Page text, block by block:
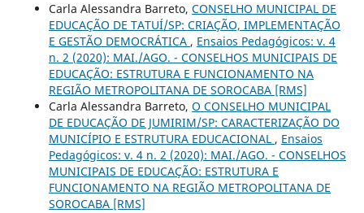
Carla Alessandra Barreto, CONSELHO MUNICIPAL DE
EDUCAÇÃO DE TATUÍ/SP: CRIAÇÃO, IMPLEMENTAÇÃO
E GESTÃO DEMOCRÁTICA , Ensaios Pedagógicos: v. 4
n. 2 (2020): MAI./AGO. - CONSELHOS MUNICIPAIS DE
EDUCAÇÃO: ESTRUTURA E FUNCIONAMENTO NA
REGIÃO METROPOLITANA DE SOROCABA [RMS]
Carla Alessandra Barreto, O CONSELHO MUNICIPAL
DE EDUCAÇÃO DE JUMIRIM/SP: CARACTERIZAÇÃO DO
MUNICÍPIO E ESTRUTURA EDUCACIONAL , Ensaios
Pedagógicos: v. 4 n. 2 (2020): MAI./AGO. - CONSELHOS
MUNICIPAIS DE EDUCAÇÃO: ESTRUTURA E
FUNCIONAMENTO NA REGIÃO METROPOLITANA DE
SOROCABA [RMS]